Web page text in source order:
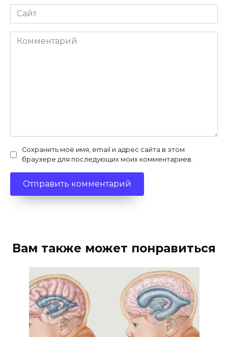
Сайт
Комментарий
Сохранить моё имя, email и адрес сайта в этом
браузере для последующих моих комментариев.
Вам также может понравиться